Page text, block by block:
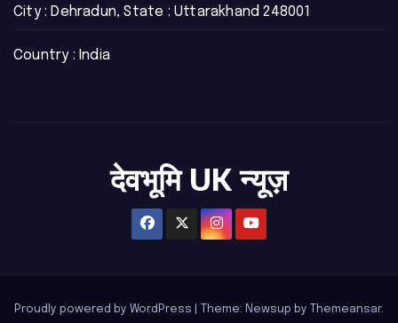
City : Dehradun, State : Uttarakhand 248001
Country : India
देवभूमि UK न्यूज़
Proudly powered by WordPress Theme: Newsup by Themeansar.